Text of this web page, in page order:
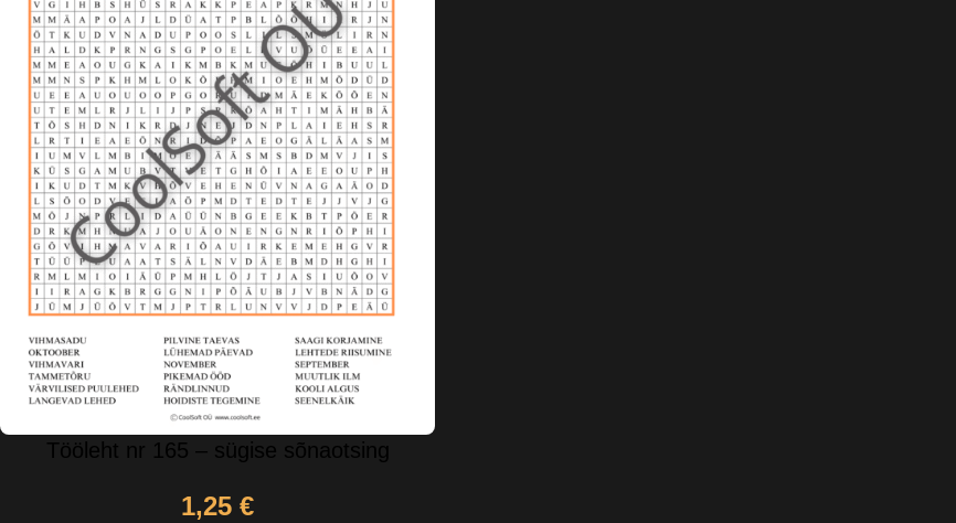
Tööleht nr 165 – sügise sõnaotsing
1,25 €